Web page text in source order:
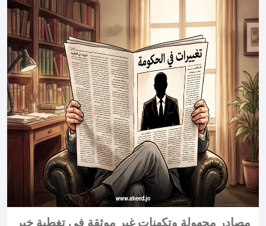
مصادر مجهولة وتكهنات غير موثقة في تغطية خبر